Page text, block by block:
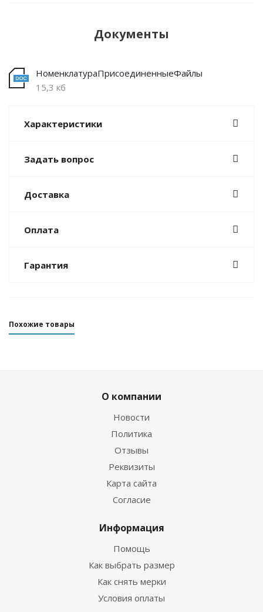
Документы
НоменклатураПрисоединенныеФайлы
15,3 кб
Характеристики
Задать вопрос
Доставка
Оплата
Гарантия
Похожие товары
О компании
Новости
Политика
Отзывы
Реквизиты
Карта сайта
Согласие
Информация
Помощь
Как выбрать размер
Как снять мерки
Условия оплаты